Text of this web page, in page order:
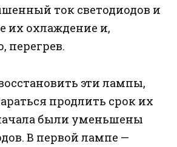
ток светодиодов и
их охлаждение и,
перегрев.
эти лампы,
продлить срок их
были уменьшены
В первой лампе —